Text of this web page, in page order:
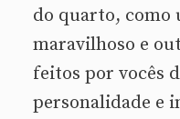
do quarto, como
maravilhoso e
feitos por vocês
personalidade e